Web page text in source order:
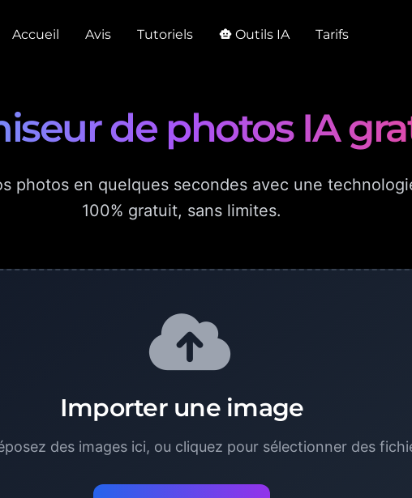
Accueil Avis Tutoriels smart_toy Outils IA Tarifs
de photos IA
photos en quelques secondes avec une
100% gratuit, sans limites.
Importer une image
des images ici, ou cliquez pour sélectionner des